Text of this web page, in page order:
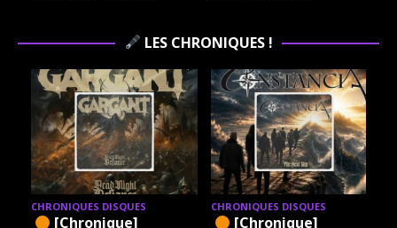
LES CHRONIQUES !
CHRONIQUES DISQUES
[Chronique]
CHRONIQUES DISQUES
[Chronique]